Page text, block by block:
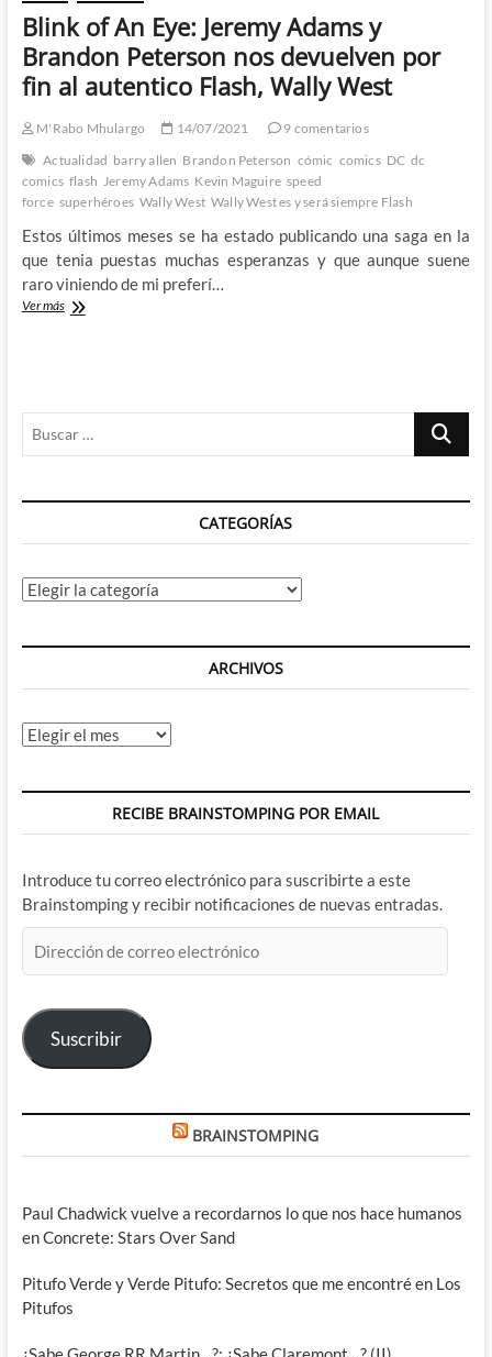
Blink of An Eye: Jeremy Adams y
Brandon Peterson nos devuelven por
fin al autentico Flash, Wally West
M'Rabo Mhulargo 14/07/2021
9 comentarios
Actualidad barry allen Brandon Peterson cómic comics DC dc
comics flash Jeremy Adams Kevin Maguire speed
force superhéroes Wally West Wally West es y será siempre Flash
Estos últimos meses se ha estado publicando una saga en la
que tenia puestas muchas esperanzas y que aunque suene
raro viniendo de mi preferí…
Ver másBlink
Brandon
Peterson
devuelven
fin
autentico
Flash,
Buscar
CATEGORÍAS
Categorías
ARCHIVOS
Archivos
RECIBE BRAINSTOMPING POR EMAIL
Introduce tu correo electrónico para suscribirte a este
Brainstomping y recibir notificaciones de nuevas entradas.
de
electrónico
Suscribir
BRAINSTOMPING
Paul Chadwick vuelve a recordarnos lo que nos hace humanos
en Concrete: Stars Over Sand
Pitufo Verde y Verde Pitufo: Secretos que me encontré en Los
Pitufos